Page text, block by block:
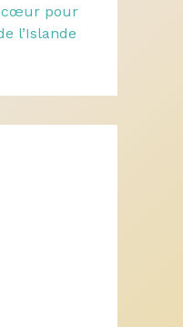
cœur pour
l’Islande